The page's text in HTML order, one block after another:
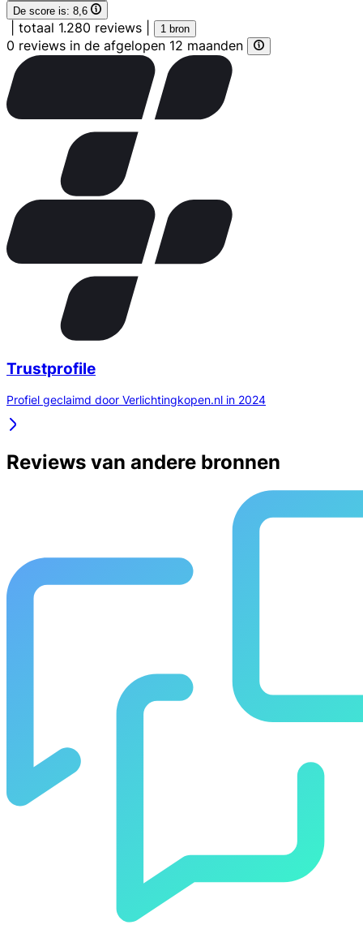
De score is: 8,6
totaal 1.280 reviews 1 bron
0 reviews in de afgelopen 12 maanden
Trustprofile
Profiel geclaimd door Verlichtingkopen.nl in 2024
Reviews van andere bronnen